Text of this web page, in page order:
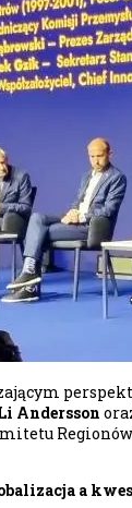
Andersson
a